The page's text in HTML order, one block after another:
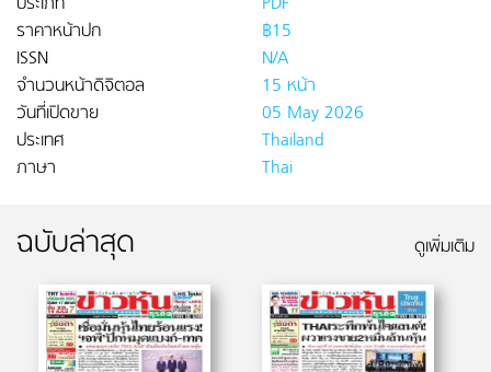
ราคาหน้าปก
฿15
ISSN
N/A
จำนวนหน้าดิจิตอล
15 หน้า
วันที่เปิดขาย
05 May 2026
ประเทศ
Thailand
ภาษา
Thai
ฉบับล่าสุด ดูเพิ่มเติม